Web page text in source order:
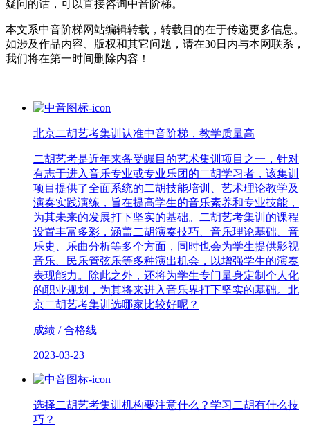
疑问的话，可以直接咨询中音阶梯。
本文系中音阶梯网站编辑转载，转载目的在于传递更多信息。
如涉及作品内容、版权和其它问题，请在30日内与本网联系，
我们将在第一时间删除内容！
北京二胡艺考集训认准中音阶梯，教学质量高
二胡艺考是近年来备受瞩目的艺术集训项目之一，针对
有志于进入音乐专业或专业乐团的二胡学习者，该集训
项目提供了全面系统的二胡技能培训、艺术理论教学及
演奏实践演练，旨在提高学生的音乐素养和专业技能，
为其未来的发展打下坚实的基础。二胡艺考集训的课程
设置丰富多彩，涵盖二胡演奏技巧、音乐理论基础、音
乐史、乐曲分析等多个方面，同时也会为学生提供影视
音乐、民乐管弦乐等多种演出机会，以增强学生的演奏
表现能力。除此之外，还将为学生专门量身定制个人化
的职业规划，为其将来进入音乐界打下坚实的基础。北
京二胡艺考集训选哪家比较好呢？
成绩 / 合格线
2023-03-23
选择二胡艺考集训机构要注意什么？学习二胡有什么技
巧？